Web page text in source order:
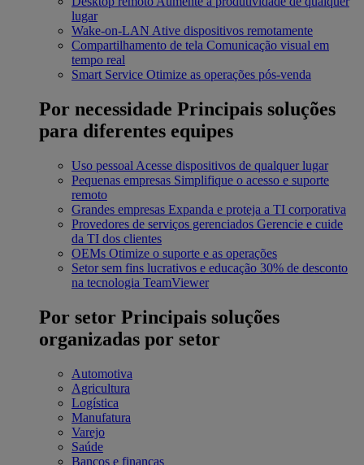
lugar
Wake-on-LAN Ative dispositivos remotamente
Compartilhamento de tela Comunicação visual em
tempo real
Smart Service Otimize as operações pós-venda
Por necessidade Principais soluções
para diferentes equipes
Uso pessoal Acesse dispositivos de qualquer lugar
Pequenas empresas Simplifique o acesso e suporte
remoto
Grandes empresas Expanda e proteja a TI corporativa
Provedores de serviços gerenciados Gerencie e cuide
da TI dos clientes
OEMs Otimize o suporte e as operações
Setor sem fins lucrativos e educação 30% de desconto
na tecnologia TeamViewer
Por setor Principais soluções
organizadas por setor
Automotiva
Agricultura
Logística
Manufatura
Varejo
Saúde
Bancos e finanças